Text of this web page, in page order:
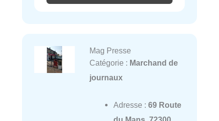
Mag Presse
Catégorie : Marchand de
journaux
Adresse : 69 Route